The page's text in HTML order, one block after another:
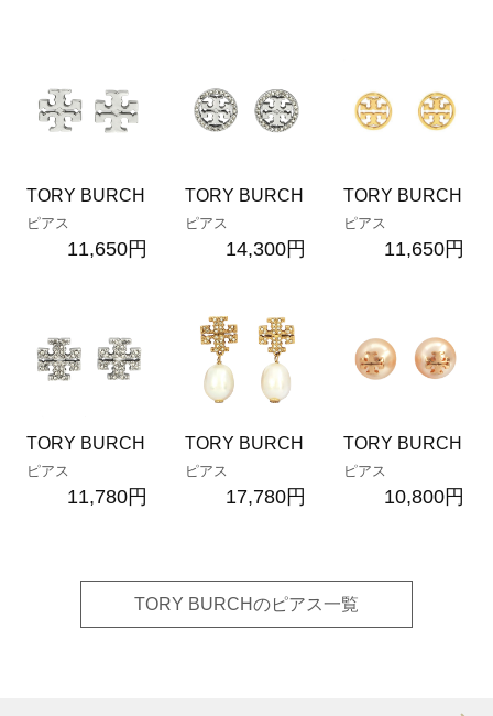
TORY BURCH
ピアス
11,650円
TORY BURCH
ピアス
14,300円
TORY BURCH
ピアス
11,650円
TORY BURCH
ピアス
11,780円
TORY BURCH
ピアス
17,780円
TORY BURCH
ピアス
10,800円
TORY BURCHのピアス一覧